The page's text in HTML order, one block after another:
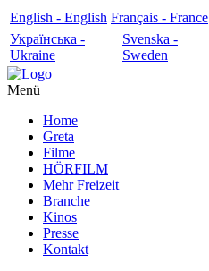
English - English Français - France
Українська -
Ukraine
Svenska -
Sweden
Menü
Home
Greta
Filme
HÖRFILM
Mehr Freizeit
Branche
Kinos
Presse
Kontakt